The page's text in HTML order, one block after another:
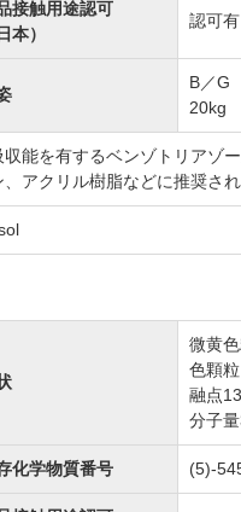
接触用途認可
本）
認可有
B／G
20kg
能を有するベンゾトリアゾー
アクリル樹脂などに推奨され
微黄
色顆粒
融点
分子
化学物質番号 (5)-